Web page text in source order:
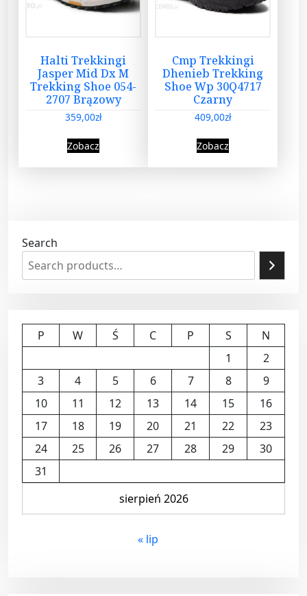
Halti Trekkingi
Jasper Mid Dx M
Trekking Shoe 054-
2707 Brązowy
359,00zł
Zobacz
Cmp Trekkingi
Dhenieb Trekking
Shoe Wp 30Q4717
Czarny
409,00zł
Zobacz
Search
sierpień 2026
P W Ś C P S
N
1
2
3
4 5 6 7 8
9
10
11 12 13 14 15
16
17
18 19 20 21 22
23
24
25 26 27 28 29
30
31
« lip